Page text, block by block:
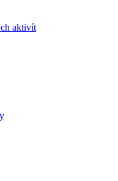
aktivít